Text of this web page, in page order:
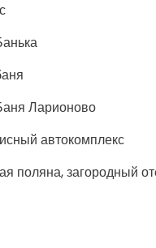
Ларионово
автокомплекс
поляна, загородный